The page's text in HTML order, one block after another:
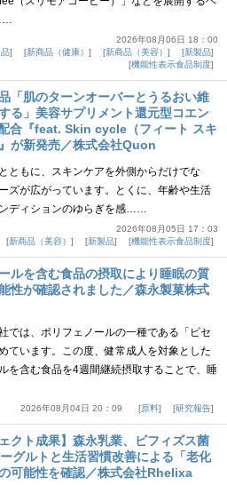
2026年08月06日 18：00
新商品（健康） 新商品（美容）
新製品
機能性表示食品制度
「肌のターンオーバーとうるおい維
る」美容サプリメント還元型コエン
合『feat. Skin cycle（フィート スキ
が新発売／株式会社Quon
ともに、スキンケアを外側からだけでな
ズが広がっています。とくに、年齢や生活
ディションのゆらぎを感……
2026年08月05日 17：03
新商品（美容） 新製品 機能性表示食品制度
ルを含む食品の摂取により睡眠の質
性が確認されました／森永製菓株式
では、ポリフェノールの一種である「ピセ
ています。この度、健常成人を対象とした
を含む食品を4週間継続摂取することで、睡
2026年08月04日 20：09 原料 研究報告
クト成果】森永乳業、ビフィズス菌
グルトと生活習慣改善による「老化
可能性を確認／株式会社Rhelixa